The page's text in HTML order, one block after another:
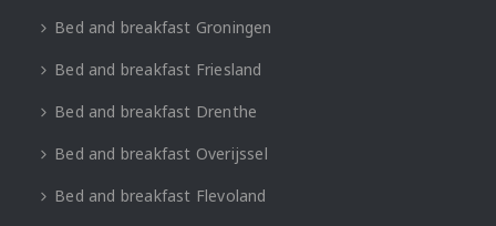
Bed and breakfast Groningen
Bed and breakfast Friesland
Bed and breakfast Drenthe
Bed and breakfast Overijssel
Bed and breakfast Flevoland